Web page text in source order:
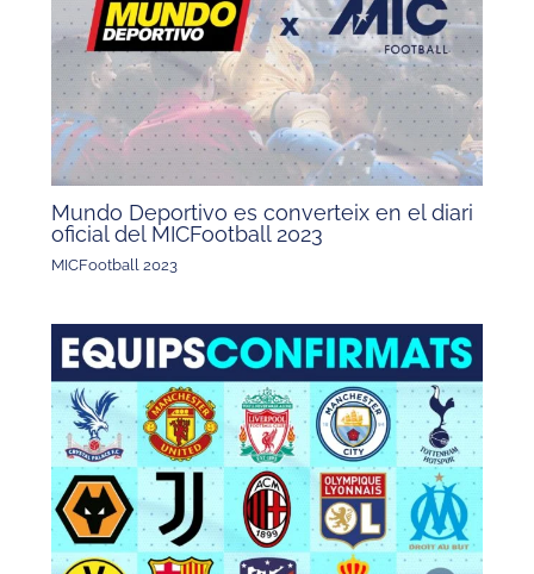
Mundo Deportivo es converteix en el diari
oficial del MICFootball 2023
MICFootball 2023